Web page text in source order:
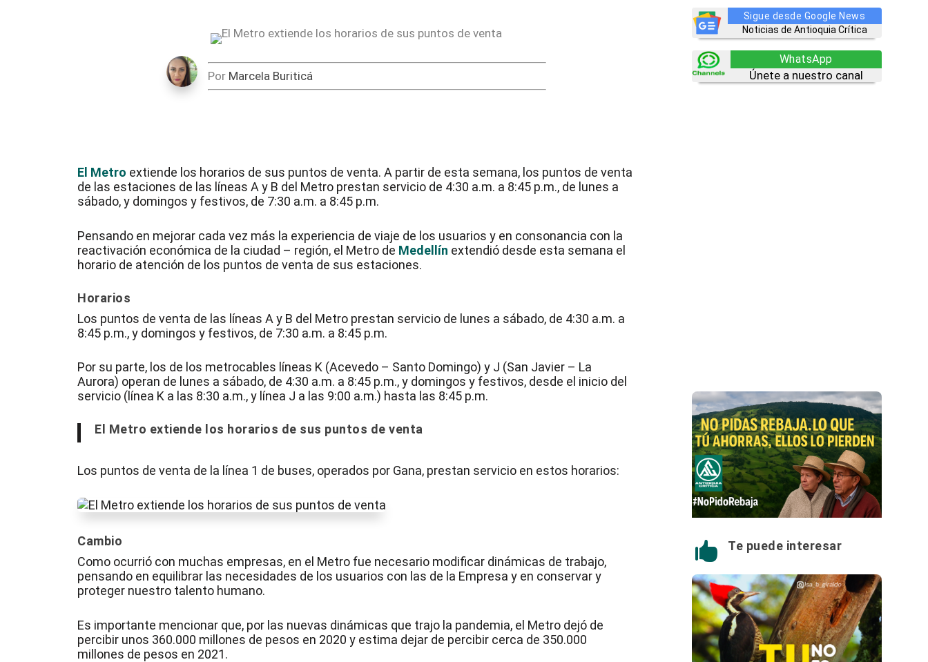
Por Marcela Buriticá
El Metro extiende los horarios de sus puntos de venta. A partir de esta semana, los puntos de venta
de las estaciones de las líneas A y B del Metro prestan servicio de 4:30 a.m. a 8:45 p.m., de lunes a
sábado, y domingos y festivos, de 7:30 a.m. a 8:45 p.m.
Pensando en mejorar cada vez más la experiencia de viaje de los usuarios y en consonancia con la
reactivación económica de la ciudad – región, el Metro de Medellín extendió desde esta semana el
horario de atención de los puntos de venta de sus estaciones.
Horarios
Los puntos de venta de las líneas A y B del Metro prestan servicio de lunes a sábado, de 4:30 a.m. a
8:45 p.m., y domingos y festivos, de 7:30 a.m. a 8:45 p.m.
Por su parte, los de los metrocables líneas K (Acevedo – Santo Domingo) y J (San Javier – La
Aurora) operan de lunes a sábado, de 4:30 a.m. a 8:45 p.m., y domingos y festivos, desde el inicio del
servicio (línea K a las 8:30 a.m., y línea J a las 9:00 a.m.) hasta las 8:45 p.m.
El Metro extiende los horarios de sus puntos de venta
Los puntos de venta de la línea 1 de buses, operados por Gana, prestan servicio en estos horarios:
Cambio
Como ocurrió con muchas empresas, en el Metro fue necesario modificar dinámicas de trabajo,
pensando en equilibrar las necesidades de los usuarios con las de la Empresa y en conservar y
proteger nuestro talento humano.
Es importante mencionar que, por las nuevas dinámicas que trajo la pandemia, el Metro dejó de
percibir unos 360.000 millones de pesos en 2020 y estima dejar de percibir cerca de 350.000
millones de pesos en 2021.
Sigue desde Google News
Noticias de Antioquia Crítica
WhatsApp
Únete a nuestro canal
 Te puede interesar